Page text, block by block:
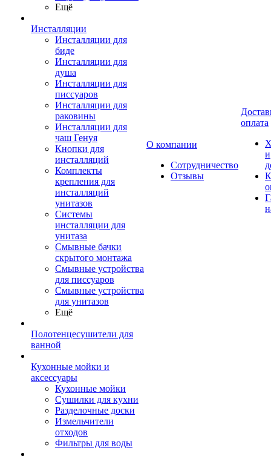
Ещё
Инсталляции
Инсталляции для
биде
Инсталляции для
душа
Инсталляции для
писсуаров
Инсталляции для
раковины
Инсталляции для
чаш Генуя
Кнопки для
инсталляций
Комплекты
крепления для
инсталляций
унитазов
Системы
инсталляции для
унитаза
Смывные бачки
скрытого монтажа
Смывные устройства
для писсуаров
Смывные устройства
для унитазов
Ещё
Полотенцесушители для
ванной
Кухонные мойки и
аксессуары
Кухонные мойки
Сушилки для кухни
Разделочные доски
Измельчители
отходов
Фильтры для воды
О компании
Сотрудничество
Отзывы
оплата
и